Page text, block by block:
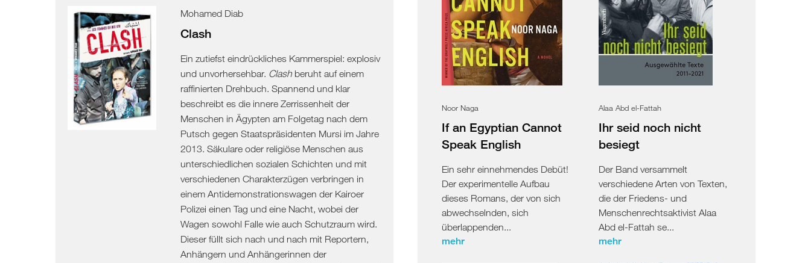
Serbien
Mohamed Diab
Clash
Ein zutiefst eindrückliches Kammerspiel: explosiv
und unvorhersehbar. Clashberuht auf einem
raffinierten Drehbuch. Spannend und klar
beschreibt es die innere Zerrissenheit der
Menschen in Ägypten am Folgetag nach dem
Putsch gegen Staatspräsidenten Mursi im Jahre
2013. Säkulare oder religiöse Menschen aus
unterschiedlichen sozialen Schichten und mit
verschiedenen Charakterzügen verbringen in
einem Antidemonstrationswagen der Kairoer
Polizei einen Tag und eine Nacht, wobei der
Wagen sowohl Falle wie auch Schutzraum wird.
Dieser füllt sich nach und nach mit Reportern,
Anhängern und Anhängerinnen der
Noor Naga
If an Egyptian Cannot
Speak English
Ein sehr einnehmendes Debüt!
Der experimentelle Aufbau
dieses Romans, der von sich
abwechselnden, sich
überlappenden...
mehr
Alaa Abd el-Fattah
Ihr seid noch nicht
besiegt
Der Band versammelt
verschiedene Arten von Texten,
die der Friedens- und
Menschenrechtsaktivist Alaa
Abd el-Fattah se...
mehr